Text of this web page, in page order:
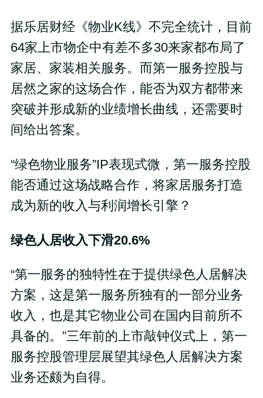
据乐居财经《物业K线》不完全统计，目前
64家上市物企中有差不多30来家都布局了
家居、家装相关服务。而第一服务控股与
居然之家的这场合作，能否为双方都带来
突破并形成新的业绩增长曲线，还需要时
间给出答案。
“绿色物业服务”IP表现式微，第一服务控股
能否通过这场战略合作，将家居服务打造
成为新的收入与利润增长引擎？
绿色人居收入下滑20.6%
“第一服务的独特性在于提供绿色人居解决
方案，这是第一服务所独有的一部分业务
收入，也是其它物业公司在国内目前所不
具备的。”三年前的上市敲钟仪式上，第一
服务控股管理层展望其绿色人居解决方案
业务还颇为自得。